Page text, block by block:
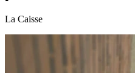
La Caisse